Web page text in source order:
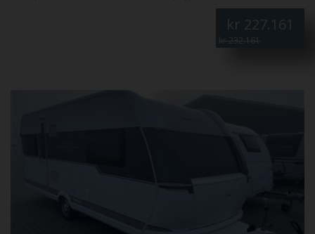
varmt vand, boogie aksel, dobbeltseng, sidesiddegruppe,
rundsiddegruppe, stort køleskab, antenne, tæppe i vognen, Stor
kr 227.161
kr 232.161